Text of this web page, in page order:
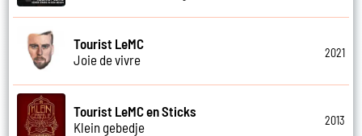
Tourist LeMC
Joie de vivre
2021
Tourist LeMC en Sticks
Klein gebedje
2013